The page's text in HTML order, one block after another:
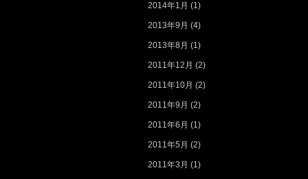
2014年1月 (1)
2013年9月 (4)
2013年8月 (1)
2011年12月 (2)
2011年10月 (2)
2011年9月 (2)
2011年6月 (1)
2011年5月 (2)
2011年3月 (1)